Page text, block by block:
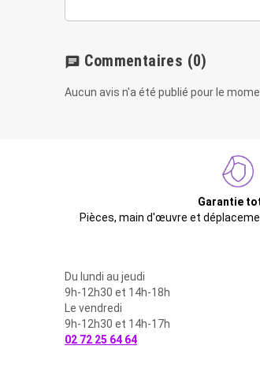
chat Commentaires (0)
Aucun avis n'a été publié pour le
Garantie
Pièces, main d'œuvre et
Du lundi au jeudi
9h-12h30 et 14h-18h
Le vendredi
9h-12h30 et 14h-17h
02 72 25 64 64